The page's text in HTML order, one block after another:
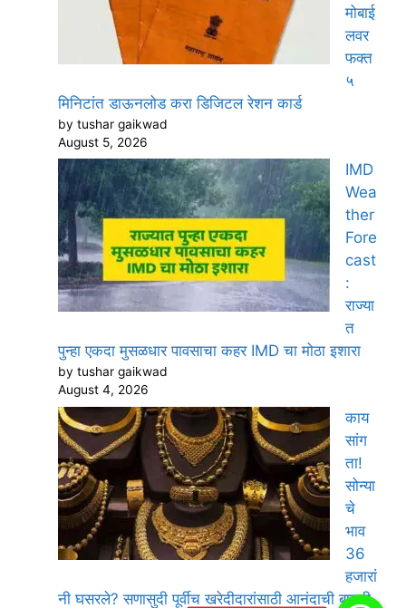
मोबाई
लवर
फक्त
५
मिनिटांत डाऊनलोड करा डिजिटल रेशन कार्ड
by tushar gaikwad
August 5, 2026
IMD
Wea
ther
Fore
cast
:
राज्या
त
पुन्हा एकदा मुसळधार पावसाचा कहर IMD चा मोठा इशारा
by tushar gaikwad
August 4, 2026
काय
सांग
ता!
सोन्या
चे
भाव
36
हजारां
नी घसरले? सणासुदी पूर्वीच खरेदीदारांसाठी आनंदाची बातमी